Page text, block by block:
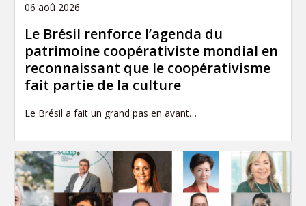
06 aoû 2026
Le Brésil renforce l’agenda du
patrimoine coopérativiste mondial en
reconnaissant que le coopérativisme
fait partie de la culture
Le Brésil a fait un grand pas en avant…